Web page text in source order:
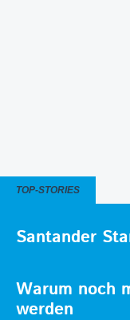
TOP-STORIES
Santander
Warum noch
werden